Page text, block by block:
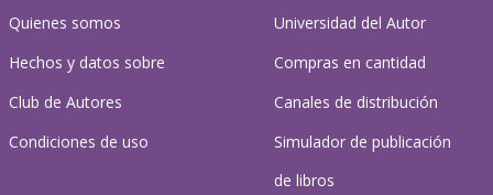
Quienes somos
Hechos y datos sobre
Club de Autores
Condiciones de uso
Universidad del Autor
Compras en cantidad
Canales de distribución
Simulador de publicación
de libros